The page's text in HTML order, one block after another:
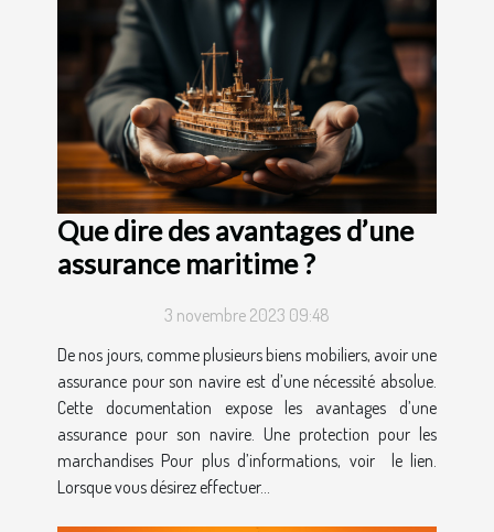
Que dire des avantages d’une
assurance maritime ?
3 novembre 2023 09:48
De nos jours, comme plusieurs biens mobiliers, avoir une
assurance pour son navire est d’une nécessité absolue.
Cette documentation expose les avantages d’une
assurance pour son navire. Une protection pour les
marchandises Pour plus d’informations, voir le lien.
Lorsque vous désirez effectuer...